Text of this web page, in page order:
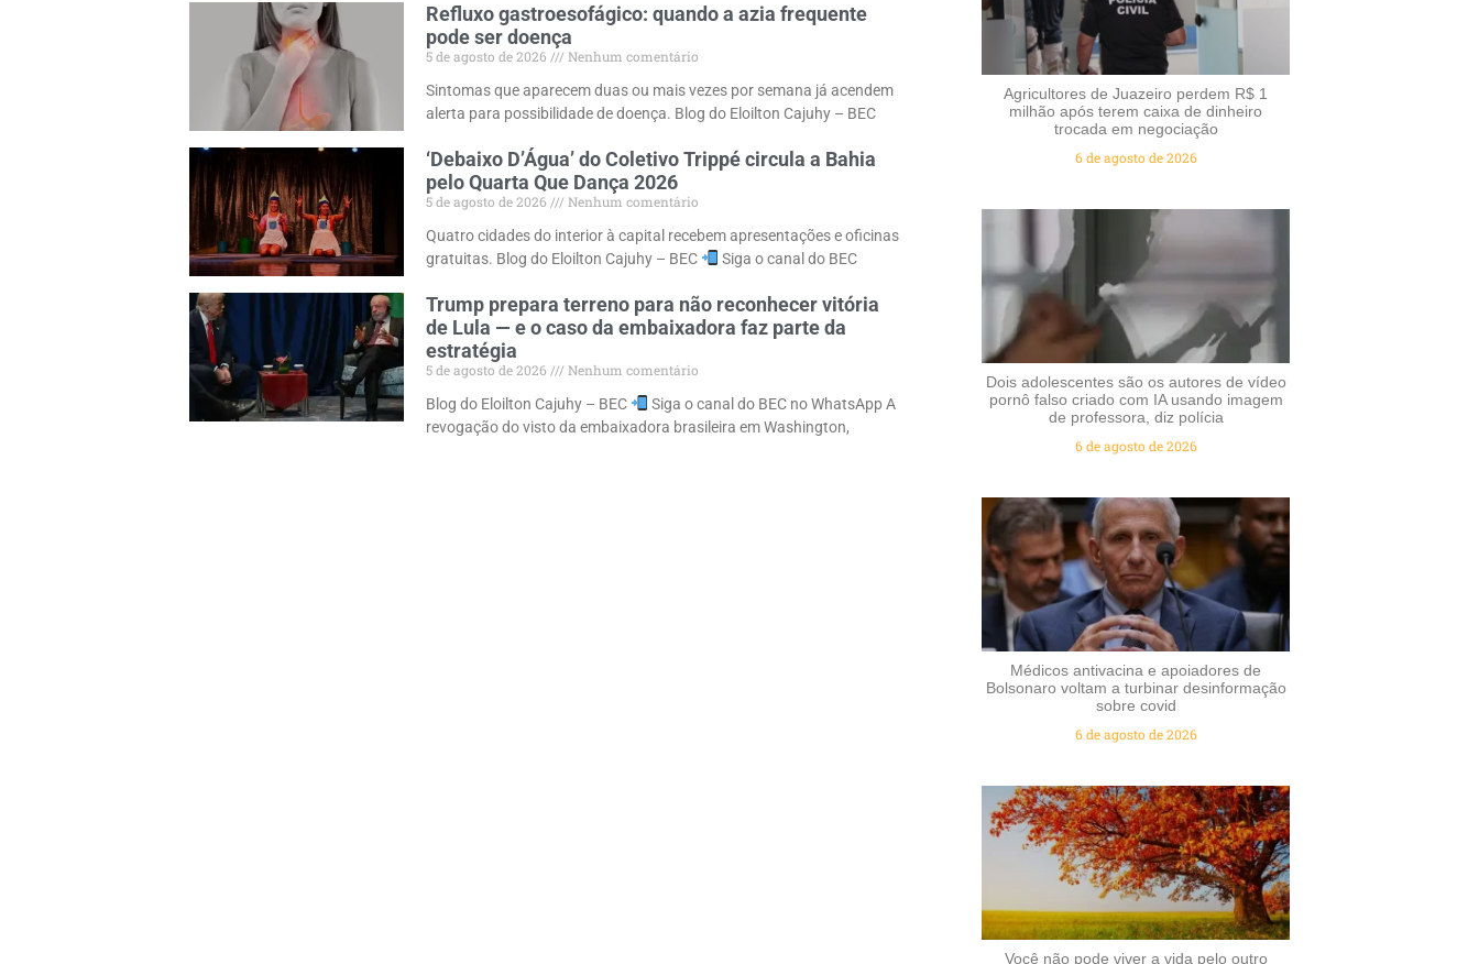
Refluxo gastroesofágico: quando a azia frequente
pode ser doença
5 de agosto de 2026
Nenhum comentário
Sintomas que aparecem duas ou mais vezes por semana já acendem
alerta para possibilidade de doença. Blog do Eloilton Cajuhy – BEC
‘Debaixo D’Água’ do Coletivo Trippé circula a Bahia
pelo Quarta Que Dança 2026
5 de agosto de 2026
Nenhum comentário
Quatro cidades do interior à capital recebem apresentações e oficinas
gratuitas. Blog do Eloilton Cajuhy – BEC
Siga o canal do BEC
Trump prepara terreno para não reconhecer vitória
de Lula — e o caso da embaixadora faz parte da
estratégia
5 de agosto de 2026
Nenhum comentário
Blog do Eloilton Cajuhy – BEC
Siga o canal do BEC no WhatsApp A
revogação do visto da embaixadora brasileira em Washington,
Agricultores de Juazeiro perdem R$ 1
milhão após terem caixa de dinheiro
trocada em negociação
6 de agosto de 2026
Dois adolescentes são os autores de vídeo
pornô falso criado com IA usando imagem
de professora, diz polícia
6 de agosto de 2026
Médicos antivacina e apoiadores de
Bolsonaro voltam a turbinar desinformação
sobre covid
6 de agosto de 2026
Você não pode viver a vida pelo outro